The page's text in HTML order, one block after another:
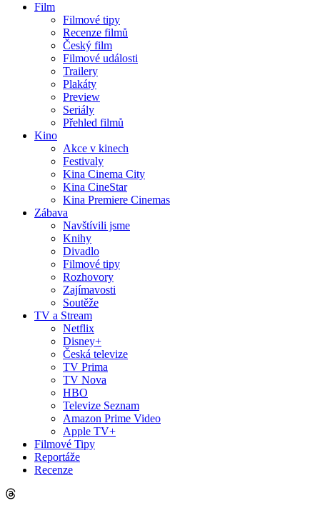
Film
Filmové tipy
Recenze filmů
Český film
Filmové události
Trailery
Plakáty
Preview
Seriály
Přehled filmů
Kino
Akce v kinech
Festivaly
Kina Cinema City
Kina CineStar
Kina Premiere Cinemas
Zábava
Navštívili jsme
Knihy
Divadlo
Filmové tipy
Rozhovory
Zajímavosti
Soutěže
TV a Stream
Netflix
Disney+
Česká televize
TV Prima
TV Nova
HBO
Televize Seznam
Amazon Prime Video
Apple TV+
Filmové Tipy
Reportáže
Recenze